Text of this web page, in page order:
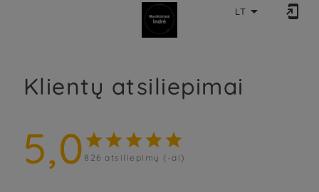
LT  
Klientų atsiliepimai
5,0     
826 atsiliepimų (-ai)